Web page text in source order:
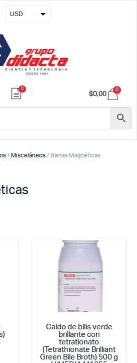
USD
GBP
COP
0
$0,00
0
/ Misceláneos / Barras Magnéticas
Caldo de bilis verde
brillante con
tetrationato
(Tetrathionate Brilliant
Green Bile Broth) 500 g